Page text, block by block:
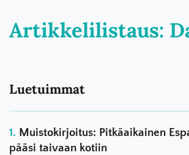
Artikkelilistaus:
Luetuimmat
Muistokirjoitus: Pitkäaikainen
pääsi taivaan kotiin